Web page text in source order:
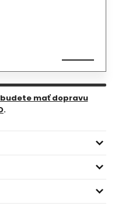
budete mať dopravu
.